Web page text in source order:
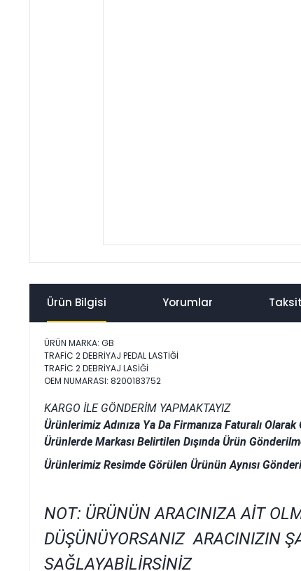
Ürün Bilgisi Yorumlar
ÜRÜN MARKA: GB
TRAFİC 2 DEBRİYAJ PEDAL LASTİĞİ
TRAFİC 2 DEBRİYAJ LASİĞİ
OEM NUMARASI: 8200183752
KARGO İLE GÖNDERİM YAPMAKTAYIZ
Ürünlerimiz Adınıza Ya Da Firmanıza Faturalı
Ürünlerde Markası Belirtilen Dışında Ürün
Ürünlerimiz Resimde Görülen Ürünün Aynısı
NOT: ÜRÜNÜN ARACINIZA AİT
DÜŞÜNÜYORSANIZ ARACINIZIN
SAĞLAYABİLİRSİNİZ